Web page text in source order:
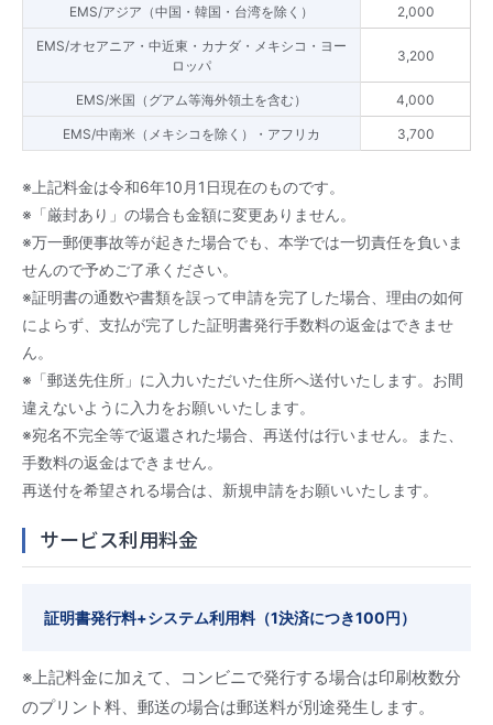
EMS/アジア（中国・韓国・台湾を除く） 2,000
EMS/オセアニア・中近東・カナダ・メキシコ・ヨー
ロッパ
3,200
EMS/米国（グアム等海外領土を含む） 4,000
EMS/中南米（メキシコを除く）・アフリカ 3,700
※上記料金は令和6年10月1日現在のものです。
※「厳封あり」の場合も金額に変更ありません。
※万一郵便事故等が起きた場合でも、本学では一切責任を負いま
せんので予めご了承ください。
※証明書の通数や書類を誤って申請を完了した場合、理由の如何
によらず、支払が完了した証明書発行手数料の返金はできませ
ん。
※「郵送先住所」に入力いただいた住所へ送付いたします。お間
違えないように入力をお願いいたします。
※宛名不完全等で返還された場合、再送付は行いません。また、
手数料の返金はできません。
再送付を希望される場合は、新規申請をお願いいたします。
サービス利用料金
証明書発行料+システム利用料（1決済につき100円）
※上記料金に加えて、コンビニで発行する場合は印刷枚数分
のプリント料、郵送の場合は郵送料が別途発生します。